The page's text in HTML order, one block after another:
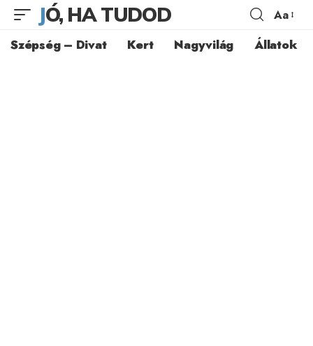
JÓ, HA TUDOD Aa
Szépség – Divat Kert Nagyvilág Állatok